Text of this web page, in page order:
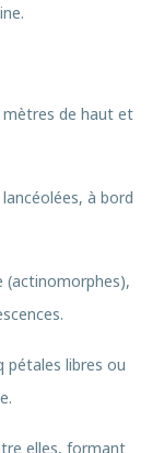
de haut et
à bord
(actinomorphes),
pétales libres ou
elles, formant